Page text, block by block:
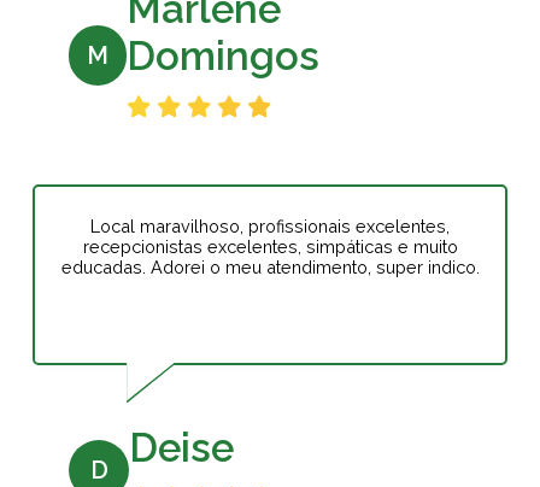
M
Marlene
Domingos
Local maravilhoso, profissionais excelentes,
recepcionistas excelentes, simpáticas e muito
educadas. Adorei o meu atendimento, super indico.
D Deise